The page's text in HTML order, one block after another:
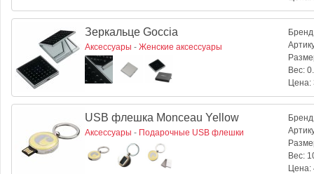
Зеркальце Goccia
Аксессуары - Женские аксессуары
Вес:
Цена:
USB флешка Monceau Yellow
Аксессуары - Подарочные USB флешки
Вес:
Цена: